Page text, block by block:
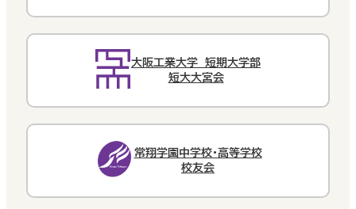
大阪工業大学 短期大学部
短大大宮会
常翔学園中学校・高等学校
校友会